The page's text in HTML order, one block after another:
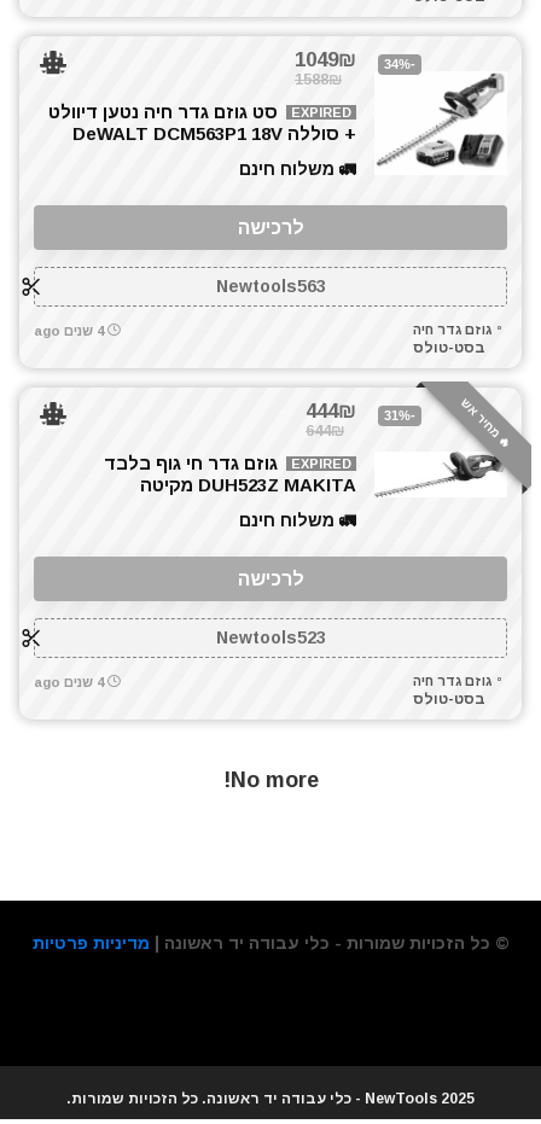
-34%
1049₪
1588₪
EXPIRED
סט גוזם גדר חיה נטען דיוולט
+ סוללה DeWALT DCM563P1 18V
🚛 משלוח חינם
לרכישה
Newtools563
גוזם גדר חיה
בסט-טולס
4 שנים ago
🔥 מחיר אש -31%
444₪
644₪
EXPIRED
גוזם גדר חי גוף בלבד
DUH523Z MAKITA מקיטה
🚛 משלוח חינם
לרכישה
Newtools523
גוזם גדר חיה
בסט-טולס
4 שנים ago
No more!
© כל הזכויות שמורות - כלי עבודה יד ראשונה | מדיניות פרטיות
2025 NewTools - כלי עבודה יד ראשונה. כל הזכויות שמורות.